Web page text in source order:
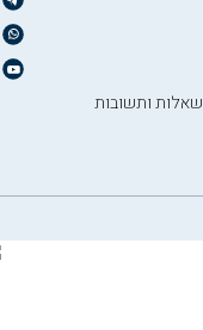
שאלות ותשובות